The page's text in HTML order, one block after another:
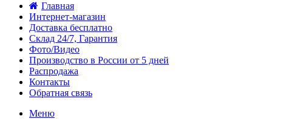
Главная
Интернет-магазин
Доставка бесплатно
Склад 24/7, Гарантия
Фото/Видео
Производство в России от 5 дней
Распродажа
Контакты
Обратная связь
Меню